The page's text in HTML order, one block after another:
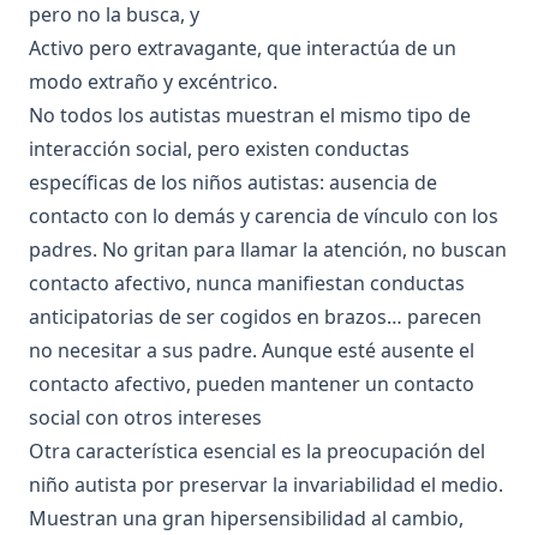
pero no la busca, y
Activo pero extravagante, que interactúa de un
modo extraño y excéntrico.
No todos los autistas muestran el mismo tipo de
interacción social, pero existen conductas
específicas de los niños autistas: ausencia de
contacto con lo demás y carencia de vínculo con los
padres. No gritan para llamar la atención, no buscan
contacto afectivo, nunca manifiestan conductas
anticipatorias de ser cogidos en brazos… parecen
no necesitar a sus padre. Aunque esté ausente el
contacto afectivo, pueden mantener un contacto
social con otros intereses
Otra característica esencial es la preocupación del
niño autista por preservar la invariabilidad el medio.
Muestran una gran hipersensibilidad al cambio,